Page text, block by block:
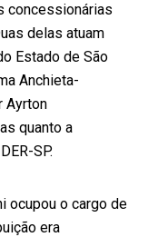
concessionárias
delas atuam
Estado de São
Anchieta-
Ayrton
quanto a
SP.
ocupou o cargo de
era